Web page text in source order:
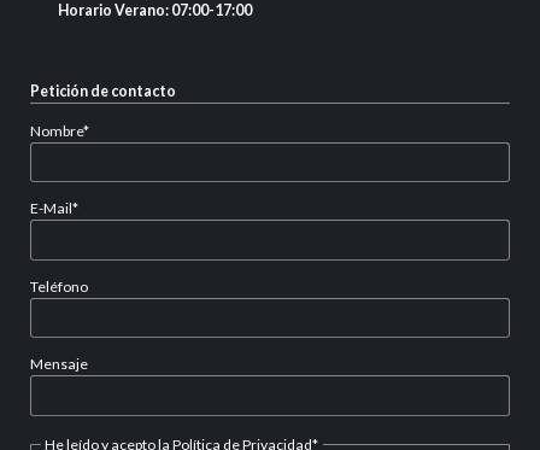
Horario Verano: 07:00-17:00
Petición de contacto
Campo
Nombre*
Campo
E-Mail*
Teléfono
Mensaje
Campo
He leído y acepto la Política de Privacidad*